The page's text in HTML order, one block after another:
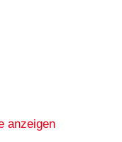
anzeigen